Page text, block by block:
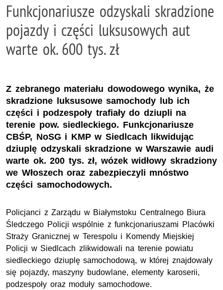
Funkcjonariusze odzyskali skradzione
pojazdy i części luksusowych aut
warte ok. 600 tys. zł
Z zebranego materiału dowodowego wynika, że
skradzione luksusowe samochody lub ich
części i podzespoły trafiały do dziupli na
terenie pow. siedleckiego. Funkcjonariusze
CBŚP, NoSG i KMP w Siedlcach likwidując
dziuplę odzyskali skradzione w Warszawie audi
warte ok. 200 tys. zł, wózek widłowy skradziony
we Włoszech oraz zabezpieczyli mnóstwo
części samochodowych.
Policjanci z Zarządu w Białymstoku Centralnego Biura
Śledczego Policji wspólnie z funkcjonariuszami Placówki
Straży Granicznej w Terespolu i Komendy Miejskiej
Policji w Siedlcach zlikwidowali na terenie powiatu
siedleckiego dziuplę samochodową, w której znajdowały
się pojazdy, maszyny budowlane, elementy karoserii,
podzespoły oraz moduły samochodowe.